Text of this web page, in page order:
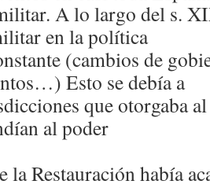
A lo largo del s.
en la política
(cambios de
Esto se debía a
que otorgaba
al poder
la Restauración había